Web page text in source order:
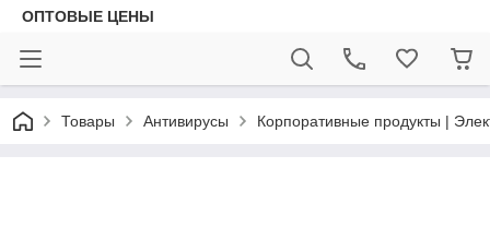
ОПТОВЫЕ ЦЕНЫ
Товары Антивирусы Корпоративные продукты |